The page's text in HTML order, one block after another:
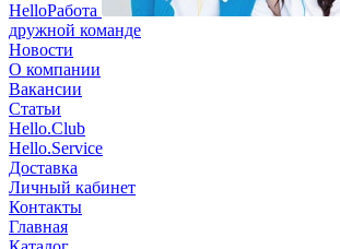
HelloРабота
дружной команде
Новости
О компании
Вакансии
Статьи
Hello.Club
Hello.Service
Доставка
Личный кабинет
Контакты
Главная